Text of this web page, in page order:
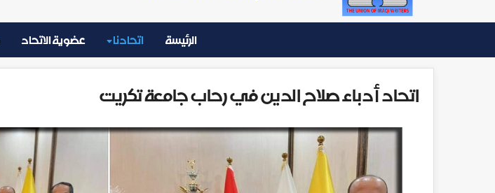
الرئيسة اتحادنا عضوية الاتحاد
اتحاد أدباء صلاح الدين في رحاب جامعة تكريت